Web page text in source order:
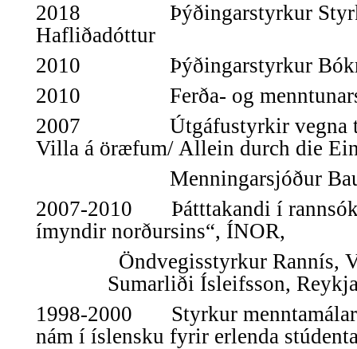
2018 Þýðingarstyrkur
Hafliðadóttur
2010 Þýðingarstyrkur
2010 Ferða- og
2007 Útgáfustyrkir vegna
Villa á öræfum/ Allein durch die
Menningarsjóður
2007-2010 Þátttakandi í
ímyndir norðursins“, ÍNOR,
Öndvegisstyrkur Rannís,
Sumarliði Ísleifsson,
1998-2000 Styrkur
nám í íslensku fyrir erlenda